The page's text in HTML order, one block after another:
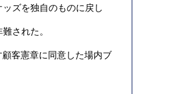
ズを独自のものに戻し
された。
客憲章に同意した場内ブ